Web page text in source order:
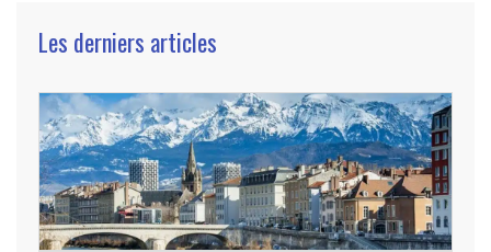
Les derniers articles